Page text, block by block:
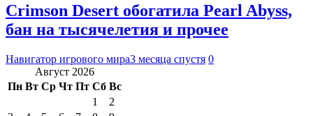
Crimson Desert обогатила Pearl Abyss,
бан на тысячелетия и прочее
Навигатор игрового мира3 месяца спустя 0
Август 2026
Пн Вт Ср Чт Пт Сб Вс
1
2